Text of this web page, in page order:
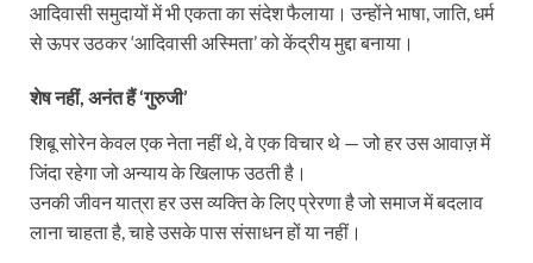
आदिवासी समुदायों में भी एकता का संदेश फैलाया। उन्होंने भाषा, जाति, धर्म
से ऊपर उठकर ‘आदिवासी अस्मिता’ को केंद्रीय मुद्दा बनाया।
शेष नहीं, अनंत हैं ‘गुरुजी’
शिबू सोरेन केवल एक नेता नहीं थे, वे एक विचार थे — जो हर उस आवाज़ में
जिंदा रहेगा जो अन्याय के खिलाफ उठती है।
उनकी जीवन यात्रा हर उस व्यक्ति के लिए प्रेरणा है जो समाज में बदलाव
लाना चाहता है, चाहे उसके पास संसाधन हों या नहीं।